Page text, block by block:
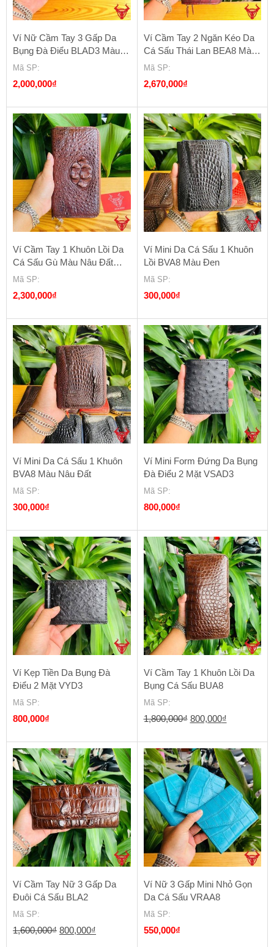
Ví Nữ Cầm Tay 3 Gấp Da
Bụng Đà Điểu BLAD3 Màu
Nâu Đất
Mã SP:
2,000,000₫
Ví Cầm Tay 2 Ngăn Kéo Da
Cá Sấu Thái Lan BEA8 Màu
Đỏ Rượu
Mã SP:
2,670,000₫
Ví Cầm Tay 1 Khuôn Lồi Da
Cá Sấu Gù Màu Nâu Đất
BUA4
Mã SP:
2,300,000₫
Ví Mini Da Cá Sấu 1 Khuôn
Lồi BVA8 Màu Đen
Mã SP:
300,000₫
Ví Mini Da Cá Sấu 1 Khuôn
BVA8 Màu Nâu Đất
Mã SP:
300,000₫
Ví Mini Form Đứng Da Bụng
Đà Điểu 2 Mặt VSAD3
Mã SP:
800,000₫
Ví Kẹp Tiền Da Bụng Đà
Điểu 2 Mặt VYD3
Mã SP:
800,000₫
Ví Cầm Tay 1 Khuôn Lồi Da
Bụng Cá Sấu BUA8
Mã SP:
1,800,000₫ Giá
là:
1,800,000₫.
800,000₫Giá
tại
là:
800,000₫.
Ví Cầm Tay Nữ 3 Gấp Da
Đuôi Cá Sấu BLA2
Mã SP:
1,600,000₫ Giá
800,000₫
Ví Nữ 3 Gấp Mini Nhỏ Gọn
Da Cá Sấu VRAA8
Mã SP:
550,000₫